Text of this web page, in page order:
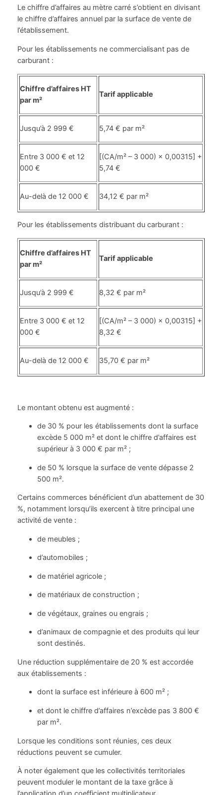
Le chiffre d’affaires au mètre carré s’obtient en divisant
le chiffre d’affaires annuel par la surface de vente de
l’établissement.
Pour les établissements ne commercialisant pas de
carburant :
Chiffre d’affaires HT
par m²
Tarif applicable
Jusqu’à 2 999 € 5,74 € par m²
Entre 3 000 € et 12
000 €
[(CA/m² – 3 000) × 0,00315] +
5,74 €
Au-delà de 12 000 € 34,12 € par m²
Pour les établissements distribuant du carburant :
Chiffre d’affaires HT
par m²
Tarif applicable
Jusqu’à 2 999 € 8,32 € par m²
Entre 3 000 € et 12
000 €
[(CA/m² – 3 000) × 0,00315] +
8,32 €
Au-delà de 12 000 € 35,70 € par m²
Le montant obtenu est augmenté :
de 30 % pour les établissements dont la surface
excède 5 000 m² et dont le chiffre d’affaires est
supérieur à 3 000 € par m² ;
de 50 % lorsque la surface de vente dépasse 2
500 m².
Certains commerces bénéficient d’un abattement de 30
%, notamment lorsqu’ils exercent à titre principal une
activité de vente :
de meubles ;
d’automobiles ;
de matériel agricole ;
de matériaux de construction ;
de végétaux, graines ou engrais ;
d’animaux de compagnie et des produits qui leur
sont destinés.
Une réduction supplémentaire de 20 % est accordée
aux établissements :
dont la surface est inférieure à 600 m² ;
et dont le chiffre d’affaires n’excède pas 3 800 €
par m².
Lorsque les conditions sont réunies, ces deux
réductions peuvent se cumuler.
À noter également que les collectivités territoriales
peuvent moduler le montant de la taxe grâce à